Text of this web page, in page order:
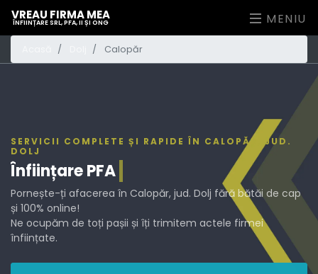
VREAU FIRMA MEA
ÎNFIINȚARE SRL, PFA, II ȘI ONG MENIU
Calopăr
SERVICII COMPLETE ȘI RAPIDE ÎN CALOPĂR, JUD.
DOLJ
ÎnființarePFA
Pornește-ți afacerea în Calopăr, jud. Dolj fără bătăi de cap
și 100% online!
Ne ocupăm de toți pașii și îți trimitem actele firmei
înființate.